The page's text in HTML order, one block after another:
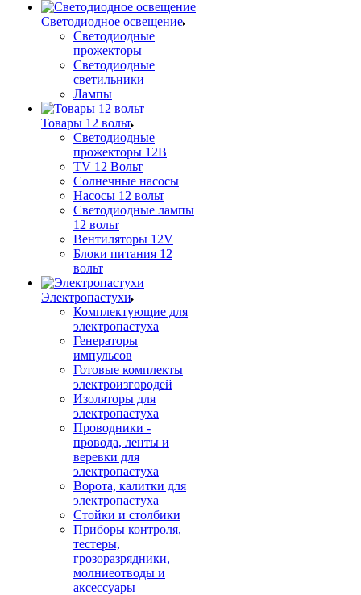
Светодиодное освещение
Светодиодные
прожекторы
Светодиодные
светильники
Лампы
Товары 12 вольт
Светодиодные
прожекторы 12В
TV 12 Вольт
Солнечные насосы
Насосы 12 вольт
Светодиодные лампы
12 вольт
Вентиляторы 12V
Блоки питания 12
вольт
Электропастухи
Комплектующие для
электропастуха
Генераторы
импульсов
Готовые комплекты
электроизгородей
Изоляторы для
электропастуха
Проводники -
провода, ленты и
веревки для
электропастуха
Ворота, калитки для
электропастуха
Стойки и столбики
Приборы контроля,
тестеры,
грозоразрядники,
молниеотводы и
аксессуары